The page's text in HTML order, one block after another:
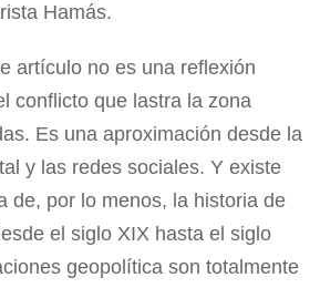
Hamás.
artículo no es una reflexión
conflicto que lastra la zona
Es una aproximación desde la
y las redes sociales. Y existe
de, por lo menos, la historia de
el siglo XIX hasta el siglo
geopolítica son totalmente